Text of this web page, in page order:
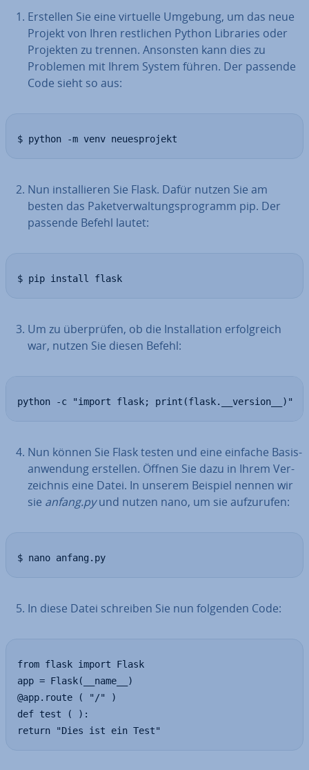
Erstellen Sie eine virtuelle Umgebung, um das neue
Projekt von Ihren rest­li­chen Python Libraries oder
Projekten zu trennen. Ansonsten kann dies zu
Problemen mit Ihrem System führen. Der passende
Code sieht so aus:
$ python -m venv neuesprojekt
Nun in­stal­lie­ren Sie Flask. Dafür nutzen Sie am
besten das Pa­ket­ver­wal­tungs­pro­gramm pip. Der
passende Befehl lautet:
$ pip install flask
Um zu über­prü­fen, ob die In­stal­la­ti­on er­folg­reich
war, nutzen Sie diesen Befehl:
python -c "import flask; print(flask.__version__)"
Nun können Sie Flask testen und eine einfache Ba­sis­
an­wen­dung erstellen. Öffnen Sie dazu in Ihrem Ver­
zeich­nis eine Datei. In unserem Beispiel nennen wir
sie anfang.pyund nutzen nano, um sie auf­zu­ru­fen:
$ nano anfang.py
In diese Datei schreiben Sie nun folgenden Code:
from flask import Flask
app = Flask(__name__)
@app.route ( "/" )
def test ( ):
return "Dies ist ein Test"